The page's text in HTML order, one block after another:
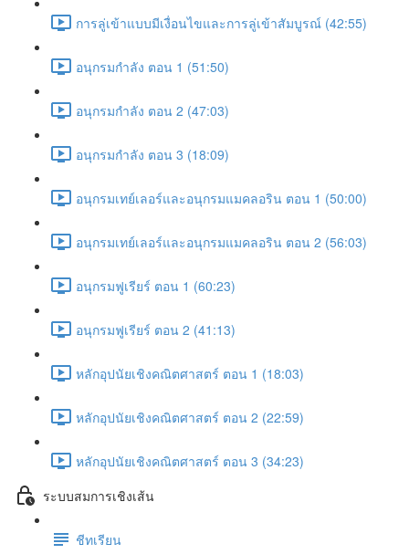
การลู่เข้าแบบมีเงื่อนไขและการลู่เข้าสัมบูรณ์ (42:55)
อนุกรมกำลัง ตอน 1 (51:50)
อนุกรมกำลัง ตอน 2 (47:03)
อนุกรมกำลัง ตอน 3 (18:09)
อนุกรมเทย์เลอร์และอนุกรมแมคลอริน ตอน 1 (50:00)
อนุกรมเทย์เลอร์และอนุกรมแมคลอริน ตอน 2 (56:03)
อนุกรมฟูเรียร์ ตอน 1 (60:23)
อนุกรมฟูเรียร์ ตอน 2 (41:13)
หลักอุปนัยเชิงคณิตศาสตร์ ตอน 1 (18:03)
หลักอุปนัยเชิงคณิตศาสตร์ ตอน 2 (22:59)
หลักอุปนัยเชิงคณิตศาสตร์ ตอน 3 (34:23)
ระบบสมการเชิงเส้น
ชีทเรียน